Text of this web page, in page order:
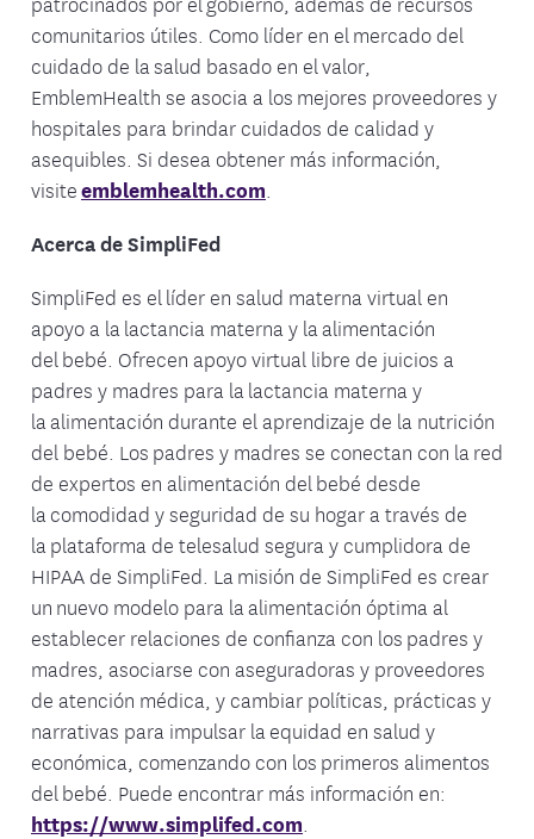
comunitarios útiles. Como líder en el mercado del
cuidado de la salud basado en el valor,
EmblemHealth se asocia a los mejores proveedores y
hospitales para brindar cuidados de calidad y
asequibles. Si desea obtener más información,
visiteemblemhealth.com.
Acerca de SimpliFed
SimpliFed es el líder en salud materna virtual en
apoyo a la lactancia materna y la alimentación
del bebé. Ofrecen apoyo virtual libre de juicios a
padres y madres para la lactancia materna y
la alimentación durante el aprendizaje de la nutrición
del bebé. Los padres y madres se conectan con la red
de expertos en alimentación del bebé desde
la comodidad y seguridad de su hogar a través de
la plataforma de telesalud segura y cumplidora de
HIPAA de SimpliFed. La misión de SimpliFed es crear
un nuevo modelo para la alimentación óptima al
establecer relaciones de confianza con los padres y
madres, asociarse con aseguradoras y proveedores
de atención médica, y cambiar políticas, prácticas y
narrativas para impulsar la equidad en salud y
económica, comenzando con los primeros alimentos
del bebé. Puede encontrar más información en:
https://www.simplifed.com.